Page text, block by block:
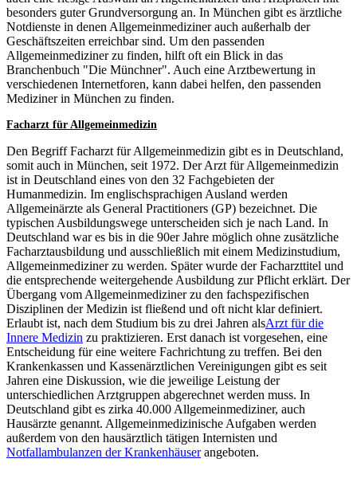
besonders guter Grundversorgung an. In München gibt es ärztliche
Notdienste in denen Allgemeinmediziner auch außerhalb der
Geschäftszeiten erreichbar sind. Um den passenden
Allgemeinmediziner zu finden, hilft oft ein Blick in das
Branchenbuch "Die Münchner". Auch eine Arztbewertung in
verschiedenen Internetforen, kann dabei helfen, den passenden
Mediziner in München zu finden.
Facharzt für Allgemeinmedizin
Den Begriff Facharzt für Allgemeinmedizin gibt es in Deutschland,
somit auch in München, seit 1972. Der Arzt für Allgemeinmedizin
ist in Deutschland eines von den 32 Fachgebieten der
Humanmedizin. Im englischsprachigen Ausland werden
Allgemeinärzte als General Practitioners (GP) bezeichnet. Die
typischen Ausbildungswege unterscheiden sich je nach Land. In
Deutschland war es bis in die 90er Jahre möglich ohne zusätzliche
Facharztausbildung und ausschließlich mit einem Medizinstudium,
Allgemeinmediziner zu werden. Später wurde der Facharzttitel und
die entsprechende weitergehende Ausbildung zur Pflicht erklärt. Der
Übergang vom Allgemeinmediziner zu den fachspezifischen
Disziplinen der Medizin ist fließend und oft nicht klar definiert.
Erlaubt ist, nach dem Studium bis zu drei Jahren alsArzt für die
Innere Medizin zu praktizieren. Erst danach ist vorgesehen, eine
Entscheidung für eine weitere Fachrichtung zu treffen. Bei den
Krankenkassen und Kassenärztlichen Vereinigungen gibt es seit
Jahren eine Diskussion, wie die jeweilige Leistung der
unterschiedlichen Arztgruppen abgerechnet werden muss. In
Deutschland gibt es zirka 40.000 Allgemeinmediziner, auch
Hausärzte genannt. Allgemeinmedizinische Aufgaben werden
außerdem von den hausärztlich tätigen Internisten und
Notfallambulanzen der Krankenhäuserangeboten.